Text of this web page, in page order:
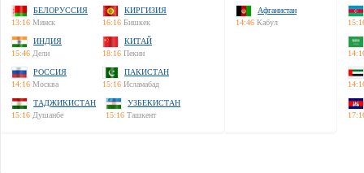
БЕЛОРУССИЯ
13:16 Минск
КИРГИЗИЯ
16:16 Бишкек
ИНДИЯ
15:46 Дели
КИТАЙ
18:16 Пекин
РОССИЯ
14:16 Москва
ПАКИСТАН
15:16 Исламабад
ТАДЖИКИСТАН
15:16 Душанбе
УЗБЕКИСТАН
15:16 Ташкент
Афганистан
14:46 Кабул